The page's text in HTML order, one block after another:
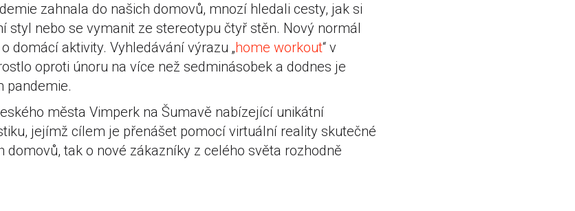
zahnala do našich domovů, mnozí hledali cesty, jak si
styl nebo se vymanit ze stereotypu čtyř stěn. Nový normál
domácí aktivity. Vyhledávání výrazu „home workout“ v
oproti únoru na více než sedminásobek a dodnes je
pandemie.
města Vimperk na Šumavě nabízející unikátní
jejímž cílem je přenášet pomocí virtuální reality skutečné
domovů, tak o nové zákazníky z celého světa rozhodně